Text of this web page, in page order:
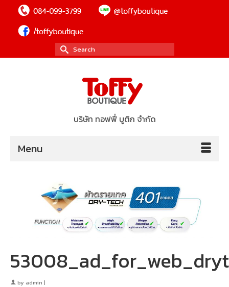
Search
for:
บริษัท ทอฟฟี่ บูติก จำกัด
Menu
by admin |